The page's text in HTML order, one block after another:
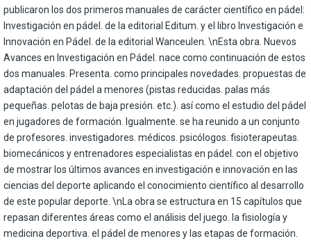
publicaron los dos primeros manuales de carácter científico en pádel:
Investigación en pádel. de la editorial Editum. y el libro Investigación e
Innovación en Pádel. de la editorial Wanceulen. \nEsta obra. Nuevos
Avances en Investigación en Pádel. nace como continuación de estos
dos manuales. Presenta. como principales novedades. propuestas de
adaptación del pádel a menores (pistas reducidas. palas más
pequeñas. pelotas de baja presión. etc.). así como el estudio del pádel
en jugadores de formación. Igualmente. se ha reunido a un conjunto
de profesores. investigadores. médicos. psicólogos. fisioterapeutas.
biomecánicos y entrenadores especialistas en pádel. con el objetivo
de mostrar los últimos avances en investigación e innovación en las
ciencias del deporte aplicando el conocimiento científico al desarrollo
de este popular deporte. \nLa obra se estructura en 15 capítulos que
repasan diferentes áreas como el análisis del juego. la fisiología y
medicina deportiva. el pádel de menores y las etapas de formación.